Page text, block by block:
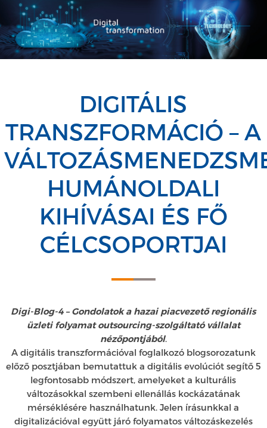
DIGITÁLIS
TRANSZFORMÁCIÓ – A
HUMÁNOLDALI
KIHÍVÁSAI ÉS FŐ
CÉLCSOPORTJAI
Digi-Blog-4 – Gondolatok a hazai piacvezető regionális
üzleti folyamat outsourcing-szolgáltató vállalat
nézőpontjából.
A digitális transzformációval foglalkozó blogsorozatunk
előző posztjában bemutattuk a digitális evolúciót segítő 5
legfontosabb módszert, amelyeket a kulturális
változásokkal szembeni ellenállás kockázatának
mérséklésére használhatunk. Jelen írásunkkal a
digitalizációval együtt járó folyamatos változáskezelés